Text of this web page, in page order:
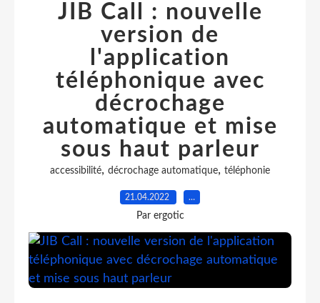
JIB Call : nouvelle
version de
l'application
téléphonique avec
décrochage
automatique et mise
sous haut parleur
accessibilité, décrochage automatique, téléphonie
21.04.2022 …
Par ergotic